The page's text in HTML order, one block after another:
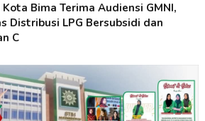
Bima Terima Audiensi GMNI,
Distribusi LPG Bersubsidi dan
C